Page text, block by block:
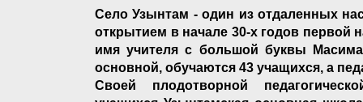
Село Узынтам - один из отдаленных
открытием в начале 30-х годов первой
имя учителя с большой буквы
основной, обучаются 43 учащихся, а
Своей плодотворной